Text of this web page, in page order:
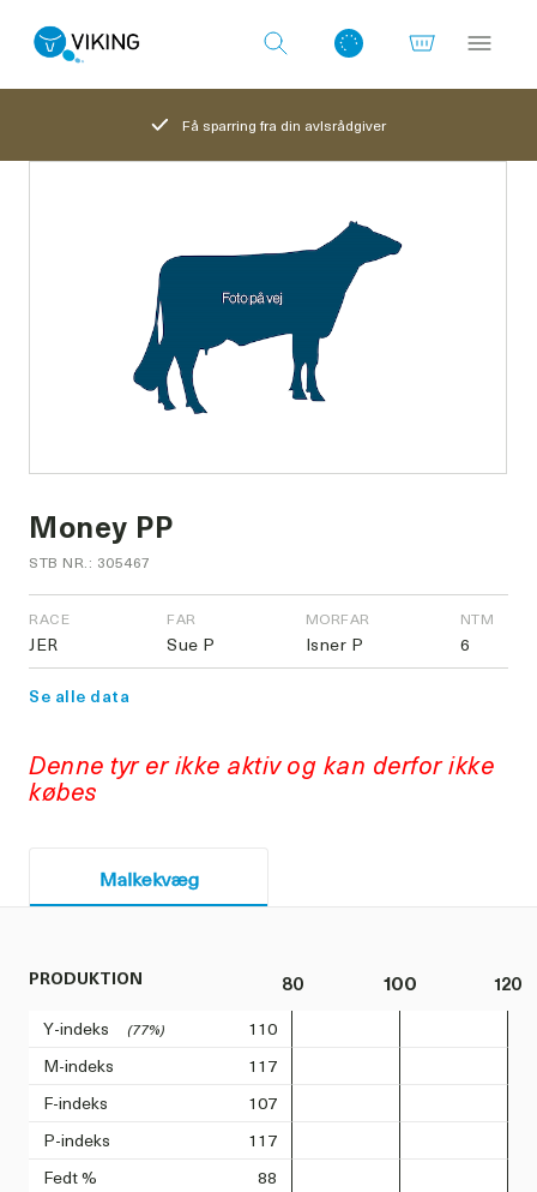
Få sparring fra din avlsrådgiver
Money PP
STB NR.: 305467
RACE
JER
FAR
Sue P
MORFAR
Isner P
NTM
6
Se alle data
Denne tyr er ikke aktiv og kan derfor ikke
købes
Malkekvæg
PRODUKTION 80 100 120
Y-indeks (77%)
110
M-indeks
117
F-indeks
107
P-indeks
117
Fedt %
88